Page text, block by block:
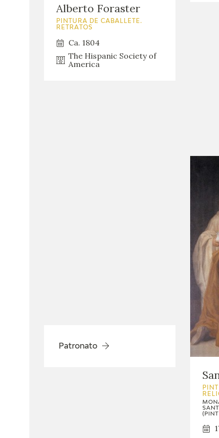
Alberto Foraster
PINTURA DE CABALLETE.
RETRATOS
Ca. 1804
The Hispanic Society of
America
Patronato